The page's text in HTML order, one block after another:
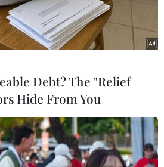
Debt? The "Relief
Hide From You